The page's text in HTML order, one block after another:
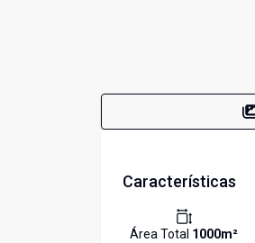
Características
Área Total 1000m²